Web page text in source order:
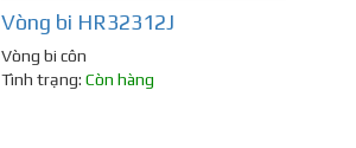
Vòng bi HR32312J
Vòng bi côn
Tình trạng: Còn hàng